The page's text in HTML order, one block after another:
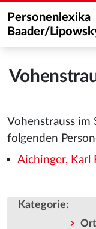
Personenlexika
Baader/
Vohenstrauss im
folgenden
Aichinger, Karl
Kategorie: